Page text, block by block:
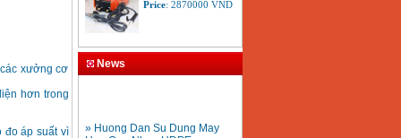
xưởng cơ
hơn trong
đo áp suất vì
gio da oxy gas
Price:650000VND
News
Han Ong Nhua HDPE